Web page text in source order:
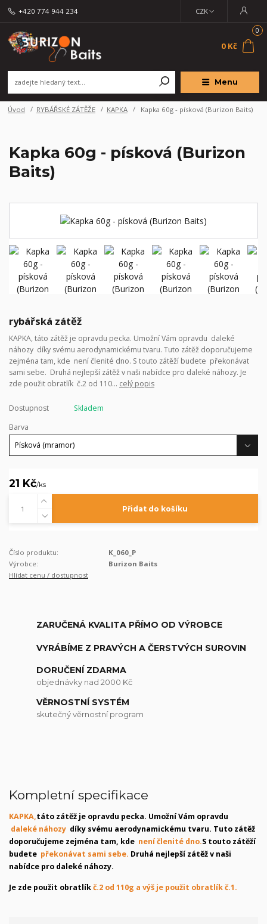
Menu
CZK
+420 774 944 234
0
0 Kč
Úvod RYBÁŘSKÉ ZÁTĚŽE KAPKA Kapka 60g - písková (Burizon Baits)
Kapka 60g - písková (Burizon
Baits)
rybářská zátěž
KAPKA, táto zátěž je opravdu pecka. Umožní Vám opravdu daleké
náhozy díky svému aerodynamickému tvaru. Tuto zátěž doporučujeme
zejména tam, kde není členité dno. S touto zátěží budete překonávat
sami sebe. Druhá nejlepší zátěž v naši nabídce pro daleké náhozy. Je
zde použit obratlík č.2 od 110... celý popis
Dostupnost
Skladem
Barva
21 Kč/ks
Přidat do košíku
Číslo produktu:
K_060_P
Výrobce:
Burizon Baits
Hlídat cenu / dostupnost
ZARUČENÁ KVALITA PŘÍMO OD VÝROBCE
VYRÁBÍME Z PRAVÝCH A ČERSTVÝCH SUROVIN
DORUČENÍ ZDARMA
objednávky nad 2000 Kč
VĚRNOSTNÍ SYSTÉM
skutečný věrnostní program
Kompletní specifikace
KAPKA,táto zátěž je opravdu pecka. Umožní Vám opravdu
daleké náhozy díky svému aerodynamickému tvaru. Tuto zátěž
doporučujeme zejména tam, kde není členité dno.S touto zátěží
budete překonávat sami sebe. Druhá nejlepší zátěž v naši
nabídce pro daleké náhozy.
Je zde použit obratlíkč.2 od 110g a výš je použit obratlík č.1.